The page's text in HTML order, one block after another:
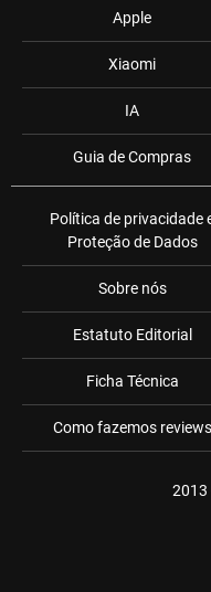
Apple
Xiaomi
IA
Guia de Compras
Política de privacidade
Proteção de Dados
Sobre nós
Estatuto Editorial
Ficha Técnica
Como fazemos reviews
2013